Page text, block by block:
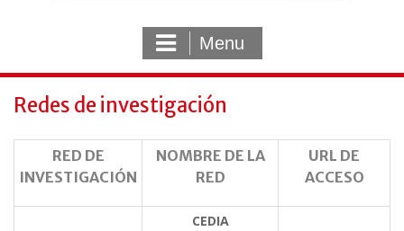
Menu
Redes de investigación
RED DE
INVESTIGACIÓN
NOMBRE DE LA
RED
URL DE
ACCESO
CEDIA